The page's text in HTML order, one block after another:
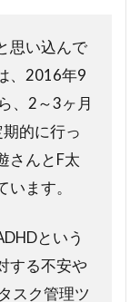
思い込んで
、2016年9
、2～3ヶ月
的に行っ
さんとF太
ます。
という
する不安や
スク管理ツ